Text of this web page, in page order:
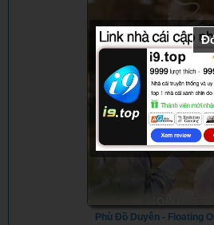
Phù Đồ Duyên - Floating